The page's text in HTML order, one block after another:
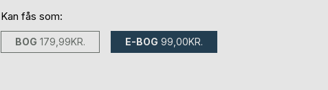
Kan fås som:
BOG 179,99KR. E-BOG 99,00KR.